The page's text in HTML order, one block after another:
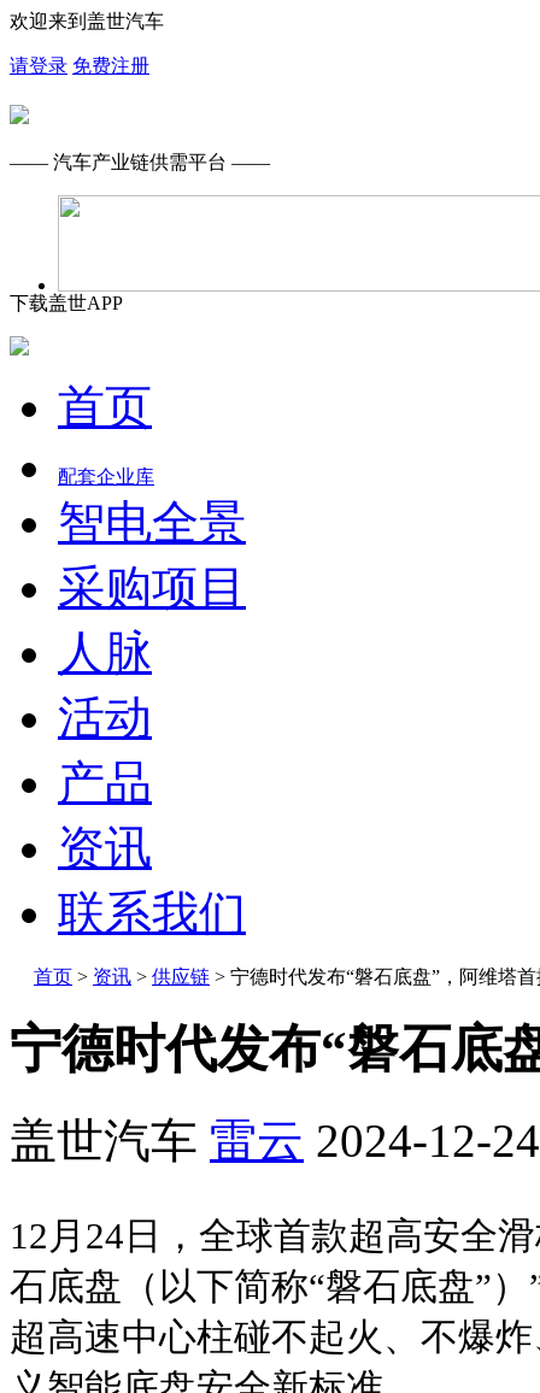
欢迎来到盖世汽车
请登录 免费注册
—— 汽车产业链供需平台 ——
下载盖世APP
首页
配套企业库
智电全景
采购项目
人脉
活动
产品
资讯
联系我们
首页 > 资讯 > 供应链 > 宁德时代发布“磐石底盘”，阿维塔
宁德时代发布“磐石底
盖世汽车 雷云 2024-12-
12月24日，全球首款超高安全
石底盘（以下简称“磐石底盘”
超高速中心柱碰不起火、不爆